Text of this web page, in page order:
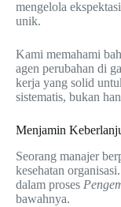
mengelola
unik.
Kami memahami
agen perubahan di
kerja yang solid
sistematis, bukan
Menjamin
Seorang manajer
kesehatan
dalam proses
bawahnya.